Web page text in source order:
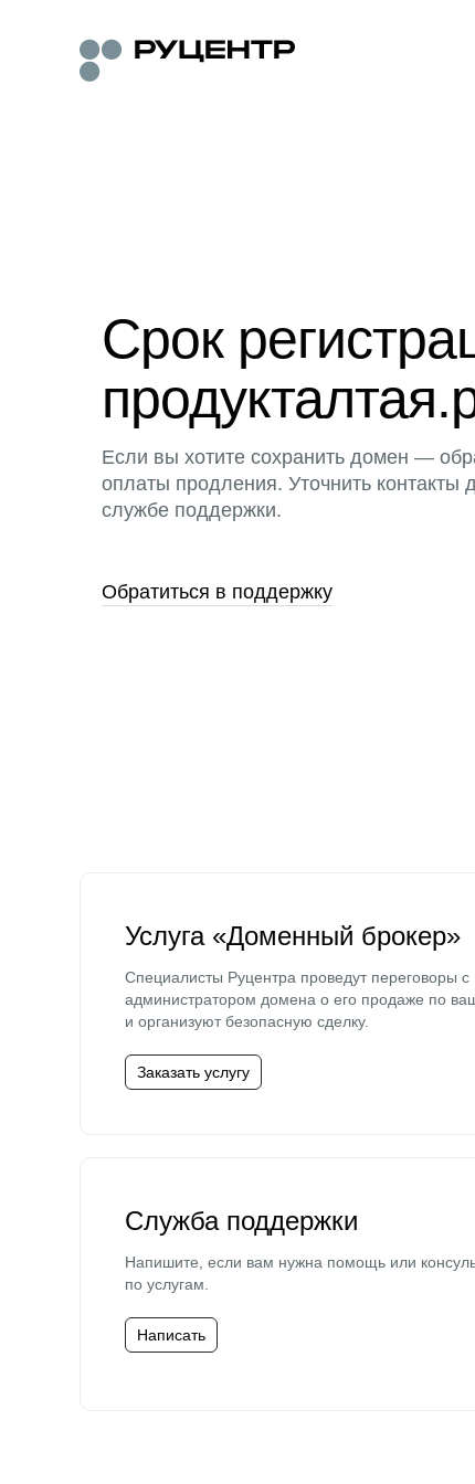
Срок
Если вы хотите сохранить домен —
оплаты продления. Уточнить контакты
службе поддержки.
Обратиться в поддержку
Услуга «Доменный брокер»
Специалисты Руцентра проведут переговоры с
администратором домена о его продаже по
и организуют безопасную сделку.
Заказать услугу
Служба поддержки
Напишите, если вам нужна помощь или
по услугам.
Написать